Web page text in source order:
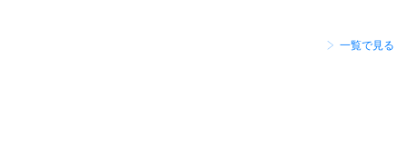
一覧で見る